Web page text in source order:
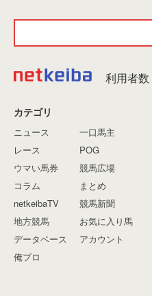
利用者数
カテゴリ
ニュース
レース
ウマい馬券
コラム
netkeibaTV
地方競馬
データベース
俺プロ
一口馬主
POG
競馬広場
まとめ
競馬新聞
お気に入り馬
アカウント